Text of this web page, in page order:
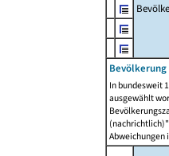
In bundesweit
ausgewählt
Abweichungen